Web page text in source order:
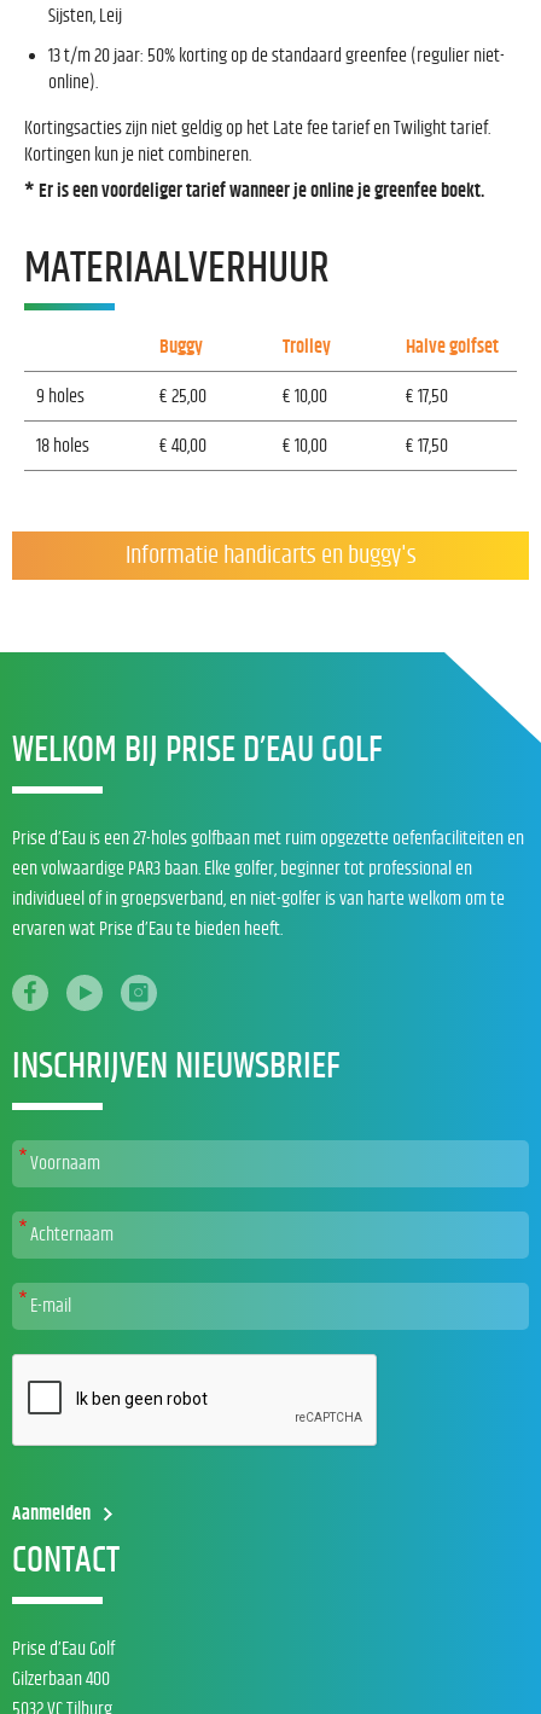
Sijsten, Leij
13 t/m 20 jaar: 50% korting op de standaard greenfee (regulier niet-
online).
Kortingsacties zijn niet geldig op het Late fee tarief en Twilight tarief.
Kortingen kun je niet combineren.
* Er is een voordeliger tarief wanneer je online je greenfee boekt.
MATERIAALVERHUUR
Buggy Trolley Halve golfset
9 holes € 25,00 € 10,00 € 17,50
18 holes € 40,00 € 10,00 € 17,50
Informatie handicarts en buggy's
WELKOM BIJ PRISE D’EAU GOLF
Prise d’Eau is een 27-holes golfbaan met ruim opgezette oefenfaciliteiten en
een volwaardige PAR3 baan. Elke golfer, beginner tot professional en
individueel of in groepsverband, en niet-golfer is van harte welkom om te
ervaren wat Prise d’Eau te bieden heeft.
INSCHRIJVEN NIEUWSBRIEF
CONTACT
Prise d’Eau Golf
Gilzerbaan 400
5032 VC Tilburg